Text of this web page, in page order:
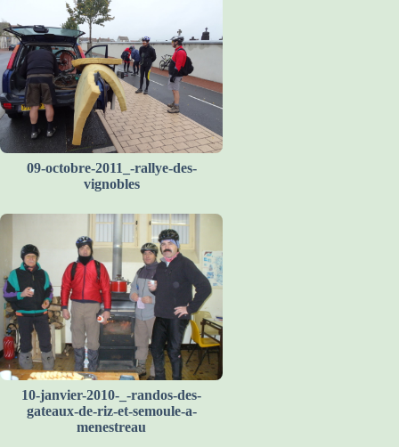
09-octobre-2011_-rallye-des-
vignobles
10-janvier-2010-_-randos-des-
gateaux-de-riz-et-semoule-a-
menestreau